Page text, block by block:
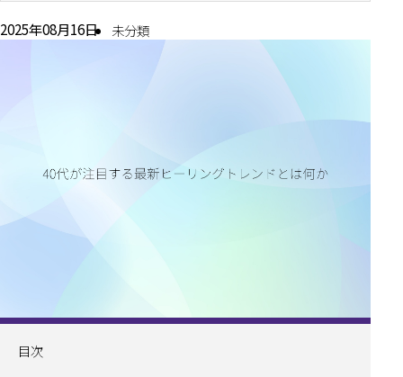
2025年08月16日 未分類
目次